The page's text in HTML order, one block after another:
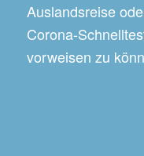
Auslandsreise
Corona-
vorweisen zu